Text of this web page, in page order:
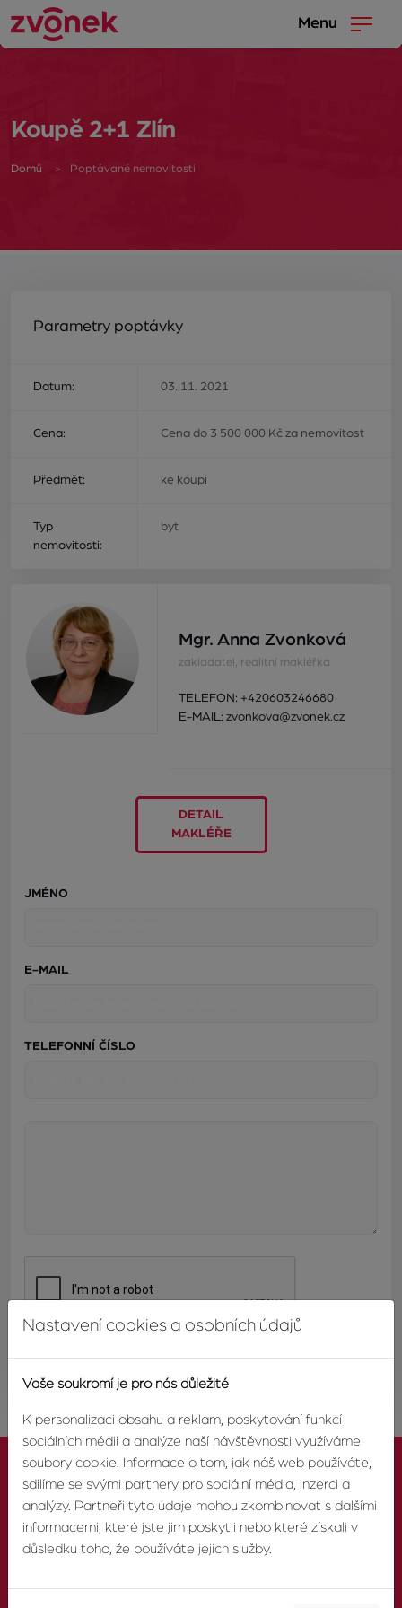
Menu
Koupě 2+1 Zlín
Domů Poptávané nemovitosti
Parametry poptávky
Datum: 03. 11. 2021
Cena: Cena do 3 500 000 Kč za nemovitost
Předmět: ke koupi
Typ
nemovitosti:
byt
Mgr. Anna Zvonková
zakladatel, realitní makléřka
TELEFON: +420603246680
E-MAIL: zvonkova@zvonek.cz
DETAIL
MAKLÉŘE
JMÉNO
E-MAIL
TELEFONNÍ ČÍSLO
KONTAKTUJTE NÁS
Nastavení cookies a osobních údajů
Vaše soukromí je pro nás důležité
K personalizaci obsahu a reklam, poskytování funkcí
sociálních médií a analýze naší návštěvnosti využíváme
soubory cookie. Informace o tom, jak náš web používáte,
sdílíme se svými partnery pro sociální média, inzerci a
analýzy. Partneři tyto údaje mohou zkombinovat s dalšími
informacemi, které jste jim poskytli nebo které získali v
důsledku toho, že používáte jejich služby.